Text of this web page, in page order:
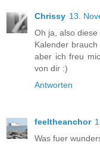
Chrissy 13.
Oh ja, also
Kalender
aber ich freu
von dir :)
Antworten
feeltheanchor
Was fuer